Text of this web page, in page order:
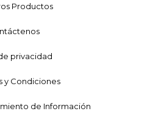
Productos
privacidad
y Condiciones
de Información